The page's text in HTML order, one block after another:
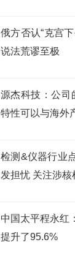
俄方否认“克宫
说法荒谬至极
源杰科技：公司
特性可以与海外
检测&仪器行业
发担忧 关注涉
中国太平程永红
提升了95.6%